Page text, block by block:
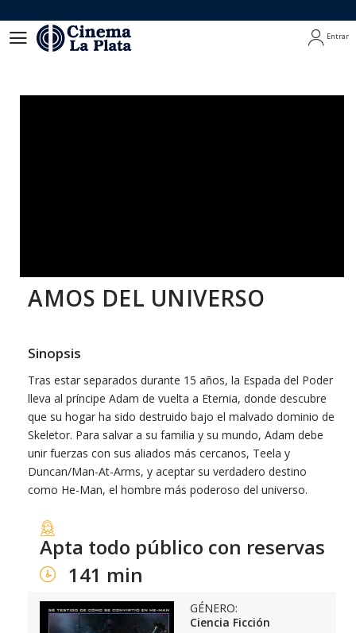
Entrar
AMOS DEL UNIVERSO
Sinopsis
Tras estar separados durante 15 años, la Espada del Poder
lleva al príncipe Adam de vuelta a Eternia, donde descubre
que su hogar ha sido destruido bajo el malvado dominio de
Skeletor. Para salvar a su familia y su mundo, Adam debe
unir fuerzas con sus aliados más cercanos, Teela y
Duncan/Man-At-Arms, y aceptar su verdadero destino
como He-Man, el hombre más poderoso del universo.
Apta todo público con reservas
141 min
GÉNERO:
Ciencia Ficción